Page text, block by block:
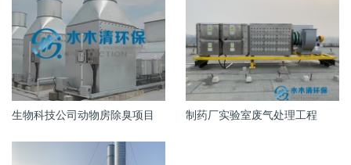
生物科技公司动物房除臭项目 制药厂实验室废气处理工程